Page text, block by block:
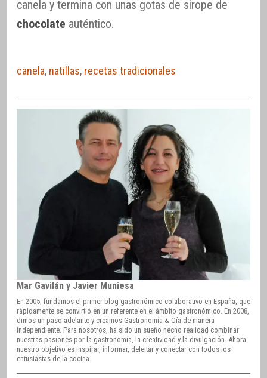
canela y termina con unas gotas de sirope de
chocolate auténtico.
canela, natillas, recetas tradicionales
Mar Gavilán y Javier Muniesa
En 2005, fundamos el primer blog gastronómico colaborativo en España, que
rápidamente se convirtió en un referente en el ámbito gastronómico. En 2008,
dimos un paso adelante y creamos Gastronomía & Cía de manera
independiente. Para nosotros, ha sido un sueño hecho realidad combinar
nuestras pasiones por la gastronomía, la creatividad y la divulgación. Ahora
nuestro objetivo es inspirar, informar, deleitar y conectar con todos los
entusiastas de la cocina.